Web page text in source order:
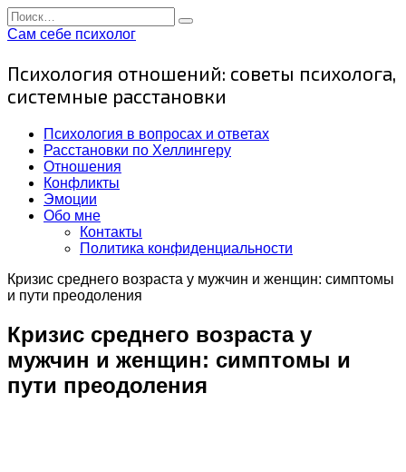
Перейти
к
Search
for:
Сам себе психолог
Психология отношений: советы психолога,
системные расстановки
Психология в вопросах и ответах
Расстановки по Хеллингеру
Отношения
Конфликты
Эмоции
Обо мне
Контакты
Политика конфиденциальности
Кризис среднего возраста у мужчин и женщин: симптомы
и пути преодоления
Кризис среднего возраста у
мужчин и женщин: симптомы и
пути преодоления